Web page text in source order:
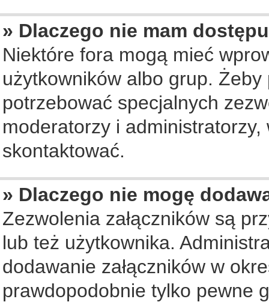
» Dlaczego nie mam
Niektóre fora mogą mieć
użytkowników albo grup.
potrzebować specjalnych
moderatorzy i
skontaktować.
» Dlaczego nie mogę
Zezwolenia załączników są
lub też użytkownika.
dodawanie załączników w
prawdopodobnie tylko pewne